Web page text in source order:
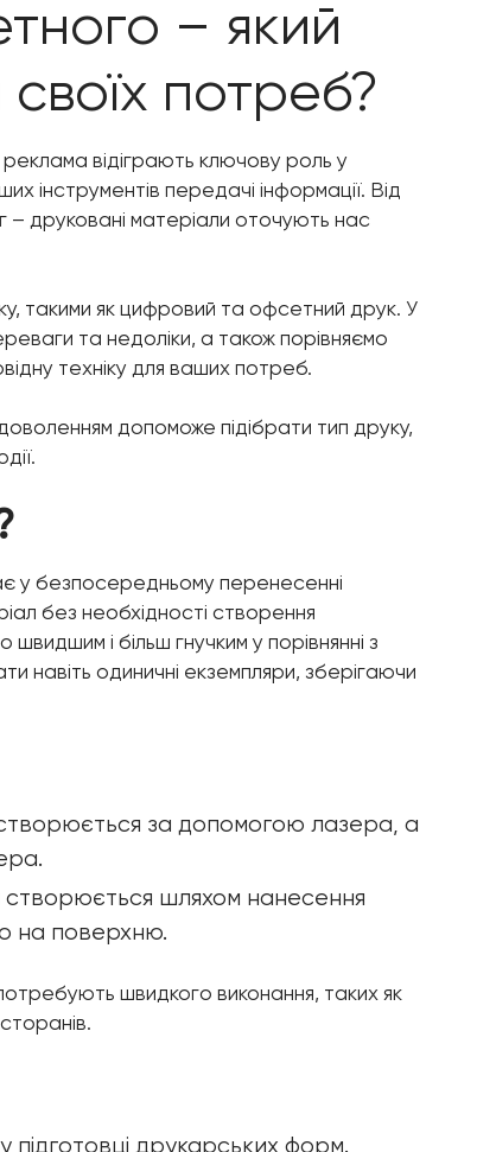
– який
потреб?
реклама відіграють ключову роль у
інструментів передачі інформації. Від
– друковані матеріали оточують нас
такими як цифровий та офсетний друк. У
та недоліки, а також порівняємо
техніку для ваших потреб.
допоможе підібрати тип друку,
у безпосередньому перенесенні
без необхідності створення
і більш гнучким у порівнянні з
навіть одиничні екземпляри, зберігаючи
за допомогою лазера, а
створюється шляхом нанесення
на поверхню.
швидкого виконання, таких як
у підготовці друкарських форм.